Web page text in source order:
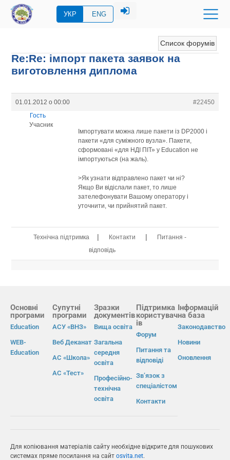
УКР ENG
Список форумів
Re:Re: імпорт пакета заявок на
виготовлення диплома
01.01.2012 о 00:00
#22450
Гость
Учасник
Імпортувати можна лише пакети із DP2000 і
пакети «для суміжного вузла». Пакети,
сформовані «для НДІ ПІТ» у Education не
імпортуються (на жаль).
>Як узнати відправлено пакет чи ні?
Якщо Ви відіслали пакет, то лише
зателефонувати Вашому оператору і
уточнити, чи прийнятий пакет.
Технічна підтримка | Контакти |
Питання -
відповідь
Основні
програми
Education
WEB-
Education
Супутні
програми
АСУ «ВНЗ»
Веб Деканат
АС «Школа»
АС «Тест»
Зразки
документів
Вища освіта
Загальна
середня
освіта
Професійно-
технічна
освіта
Підтримка
користувач
ів
Форум
Питання та
відповіді
Зв’язок з
спеціалістом
Контакти
Інформацій
на база
Законодавство
Новини
Оновлення
Для копіювання матеріалів сайту необхідне відкрите для пошукових
системах пряме посилання на сайт osvita.net.